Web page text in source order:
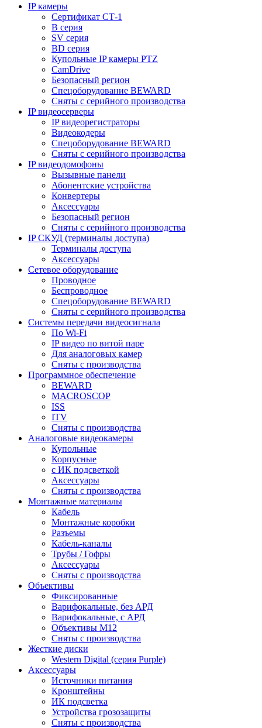
IP камеры
Сертификат СТ-1
B серия
SV серия
BD серия
Купольные IP камеры PTZ
CamDrive
Безопасный регион
Спецоборудование BEWARD
Сняты с серийного производства
IP видеосерверы
IP видеорегистраторы
Видеокодеры
Спецоборудование BEWARD
Сняты с серийного производства
IP видеодомофоны
Вызывные панели
Абонентские устройства
Конвертеры
Аксессуары
Безопасный регион
Сняты с серийного производства
IP СКУД (терминалы доступа)
Терминалы доступа
Аксессуары
Сетевое оборудование
Проводное
Беспроводное
Спецоборудование BEWARD
Сняты с серийного производства
Системы передачи видеосигнала
По Wi-Fi
IP видео по витой паре
Для аналоговых камер
Сняты с производства
Программное обеспечение
BEWARD
MACROSCOP
ISS
ITV
Сняты с производства
Аналоговые видеокамеры
Купольные
Корпусные
c ИК подсветкой
Аксессуары
Сняты с производства
Монтажные материалы
Кабель
Монтажные коробки
Разъемы
Кабель-каналы
Трубы / Гофры
Аксессуары
Сняты с производства
Объективы
Фиксированные
Варифокальные, без АРД
Варифокальные, с АРД
Объективы M12
Сняты с производства
Жесткие диски
Western Digital (серия Purple)
Аксессуары
Источники питания
Кронштейны
ИК подсветка
Устройства грозозащиты
Сняты с производства